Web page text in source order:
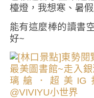
檯燈，我想寒、暑
能有這麼棒的讀書
好~